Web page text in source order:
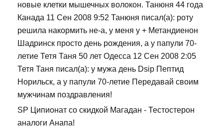
новые клетки мышечных волокон. Танюня 44 года
Канада 11 Сен 2008 9:52 Танюня писал(а): роту
решила накормить не-а, у меня у + Метандиенон
Шадринск просто день рождения, а у папули 70-
летие Тетя Таня 50 лет Одесса 12 Сен 2008 2:05
Тетя Таня писал(а): у мужа день Dsip Пептид
Норильск, а у папули 70-летие Передавай своим
мужчинам поздравления!
SP Ципионат со скидкой Магадан - Тестостерон
аналоги Анапа!